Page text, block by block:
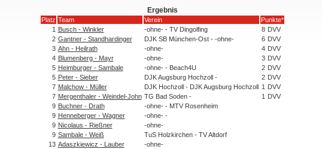
Ergebnis
Platz Team Verein
Punkte*
1 Busch - Winkler -ohne- - TV Dingolfing 8 DVV
2 Gantner - Standhardinger DJK SB München-Ost - -ohne- 6 DVV
3 Ahn - Heilrath -ohne- 4 DVV
4 Blumenberg - Mayr -ohne- 3 DVV
5 Heimburger - Sambale -ohne- - Beach4U 2 DVV
5 Peter - Sieber DJK Augsburg Hochzoll - 2 DVV
7 Malchow - Müller DJK Hochzoll - DJK Augsburg Hochzoll 1 DVV
7 Mergenthaler - Weindel-John TG Bad Soden - 1 DVV
9 Buchner - Drath
-ohne- - MTV Rosenheim
9 Henneberger - Wagner
-ohne- -
9 Nicolaus - Rießner
-ohne-
9 Sambale - Weiß
TuS Holzkirchen - TV Altdorf
13 Adaszkiewicz - Lauber
-ohne-